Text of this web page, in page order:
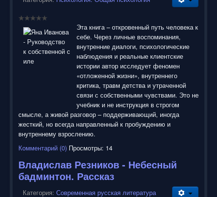
Эта книга – откровенный путь человека к
себе. Через личные воспоминания,
внутренние диалоги, психологические
наблюдения и реальные клиентские
истории автор исследует феномен
«отложенной жизни», внутреннего
критика, травм детства и утраченной
связи с собственными чувствами. Это не
учебник и не инструкция в строгом
смысле, а живой разговор – поддерживающий, иногда
жесткий, но всегда направленный к пробуждению и
внутреннему взрослению.
Комментарий (0) Просмотры: 14
Владислав Резников - Небесный
бадминтон. Рассказ
Категория: Современная русская литература